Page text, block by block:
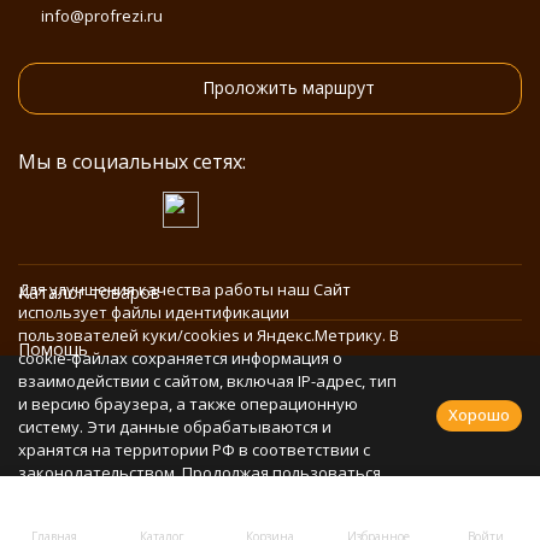
Главная Каталог Корзина Избранное Войти
info@profrezi.ru
Проложить маршрут
Мы в социальных сетях:
Каталог товаров
Помощь
Информация
Политика персональных данных
Для улучшения качества работы наш Сайт
использует файлы идентификации
пользователей куки/cookies и Яндекс.Метрику. В
cookie-файлах сохраняется информация о
взаимодействии с сайтом, включая IP-адрес, тип
и версию браузера, а также операционную
систему. Эти данные обрабатываются и
хранятся на территории РФ в соответствии с
законодательством. Продолжая пользоваться
Хорошо